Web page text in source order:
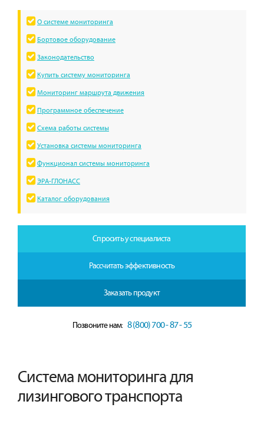
О системе мониторинга
Бортовое оборудование
Законодательство
Купить систему мониторинга
Мониторинг маршрута движения
Программное обеспечение
Схема работы системы
Установка системы мониторинга
Функционал системы мониторинга
ЭРА-ГЛОНАСС
Каталог оборудования
Спросить у специалиста
Рассчитать эффективность
Заказать продукт
Позвоните нам: 8 (800) 700 - 87 - 55
Система мониторинга для
лизингового транспорта